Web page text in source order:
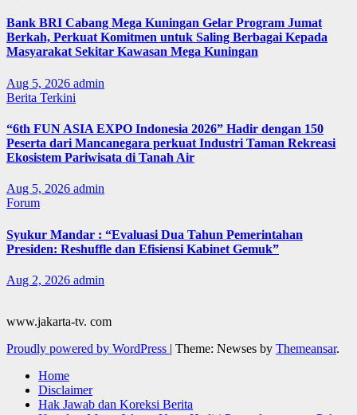
Bank BRI Cabang Mega Kuningan Gelar Program Jumat
Berkah, Perkuat Komitmen untuk Saling Berbagai Kepada
Masyarakat Sekitar Kawasan Mega Kuningan
Aug 5, 2026 admin
Berita Terkini
“6th FUN ASIA EXPO Indonesia 2026” Hadir dengan 150
Peserta dari Mancanegara perkuat Industri Taman Rekreasi
Ekosistem Pariwisata di Tanah Air
Aug 5, 2026 admin
Forum
Syukur Mandar : “Evaluasi Dua Tahun Pemerintahan
Presiden: Reshuffle dan Efisiensi Kabinet Gemuk”
Aug 2, 2026 admin
www.jakarta-tv. com
Proudly powered by WordPress | Theme: Newses by Themeansar.
Home
Disclaimer
Hak Jawab dan Koreksi Berita